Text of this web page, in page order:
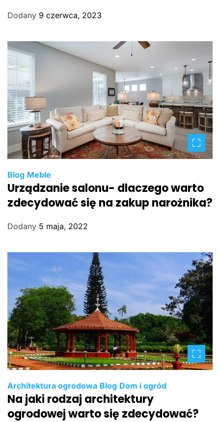
Dodany 9 czerwca, 2023
Blog Meble
Urządzanie salonu- dlaczego warto
zdecydować się na zakup narożnika?
Dodany 5 maja, 2022
Architektura ogrodowa Blog Dom i ogród
Na jaki rodzaj architektury
ogrodowej warto się zdecydować?